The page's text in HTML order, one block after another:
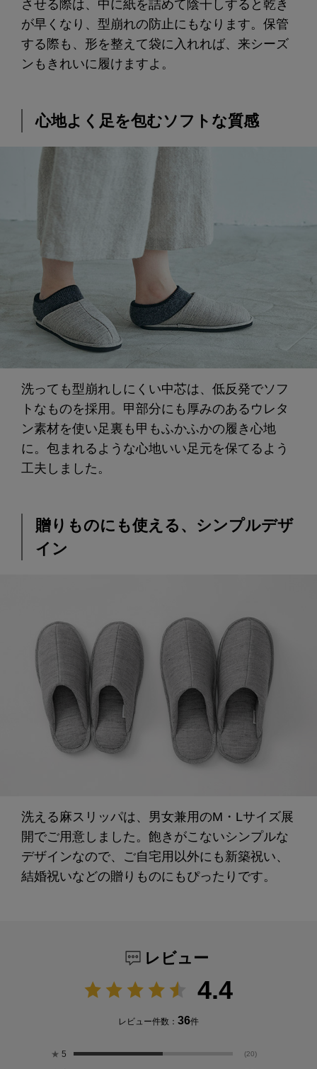
させる際は、中に紙を詰めて陰干しすると乾き
が早くなり、型崩れの防止にもなります。保管
する際も、形を整えて袋に入れれば、来シーズ
ンもきれいに履けますよ。
心地よく足を包むソフトな質感
洗っても型崩れしにくい中芯は、低反発でソフ
トなものを採用。甲部分にも厚みのあるウレタ
ン素材を使い足裏も甲もふかふかの履き心地
に。包まれるような心地いい足元を保てるよう
工夫しました。
贈りものにも使える、シンプルデザ
イン
洗える麻スリッパは、男女兼用のM・Lサイズ展
開でご用意しました。飽きがこないシンプルな
デザインなので、ご自宅用以外にも新築祝い、
結婚祝いなどの贈りものにもぴったりです。
レビュー
4.4
レビュー件数： 36件
★ 5 (20)